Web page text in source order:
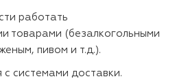
работать
товарами (безалкогольными
пивом и т.д.).
с системами доставки.